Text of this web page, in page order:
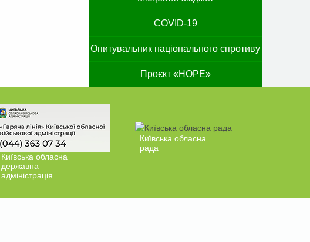
COVID-19
Опитувальник національного спротиву
Проєкт «HOPE»
Київська обласна
державна
адміністрація
Київська обласна
рада